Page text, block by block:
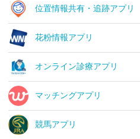
位置情報共有・追跡アプリ
花粉情報アプリ
オンライン診療アプリ
マッチングアプリ
競馬アプリ